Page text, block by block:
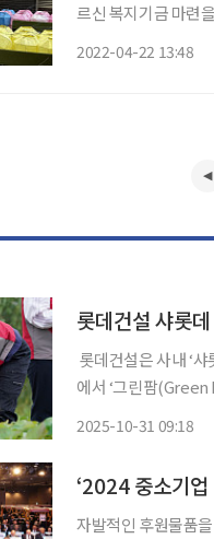
르신 복지기금 마련
2022-04-22 13:48
롯데건설 샤롯
에서 ‘그린팜(Green
2025-10-31 09:18
‘2024 중소기
자발적인 후원물품